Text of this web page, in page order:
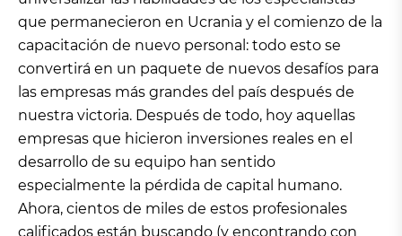
que permanecieron en Ucrania y el comienzo de la
capacitación de nuevo personal: todo esto se
convertirá en un paquete de nuevos desafíos para
las empresas más grandes del país después de
nuestra victoria. Después de todo, hoy aquellas
empresas que hicieron inversiones reales en el
desarrollo de su equipo han sentido
especialmente la pérdida de capital humano.
Ahora, cientos de miles de estos profesionales
calificados están buscando (y encontrando con